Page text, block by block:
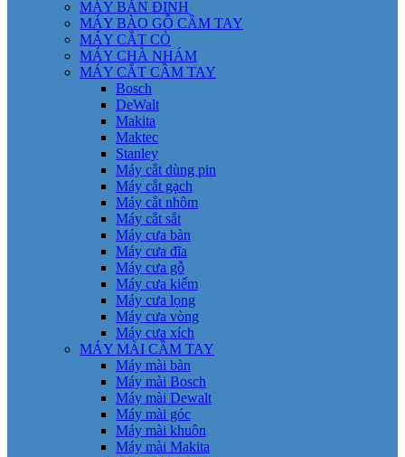
MÁY BẮN ĐINH
MÁY BÀO GỖ CẦM TAY
MÁY CẮT CỎ
MÁY CHÀ NHÁM
MÁY CẮT CẦM TAY
Bosch
DeWalt
Makita
Maktec
Stanley
Máy cắt dùng pin
Máy cắt gạch
Máy cắt nhôm
Máy cắt sắt
Máy cưa bàn
Máy cưa đĩa
Máy cưa gỗ
Máy cưa kiếm
Máy cưa lọng
Máy cưa vòng
Máy cưa xích
MÁY MÀI CẦM TAY
Máy mài bàn
Máy mài Bosch
Máy mài Dewalt
Máy mài góc
Máy mài khuôn
Máy mài Makita